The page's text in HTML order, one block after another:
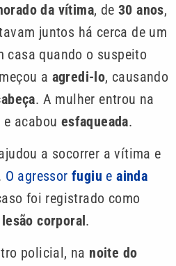
da vítima, de30 anos,
juntos há cerca de um
casa quando o suspeito
a agredi-lo, causando
. A mulher entrou na
e acabou esfaqueada.
a socorrer a vítima e
O agressorfugiu eainda
foi registrado como
lesão corporal.
policial, na noite do